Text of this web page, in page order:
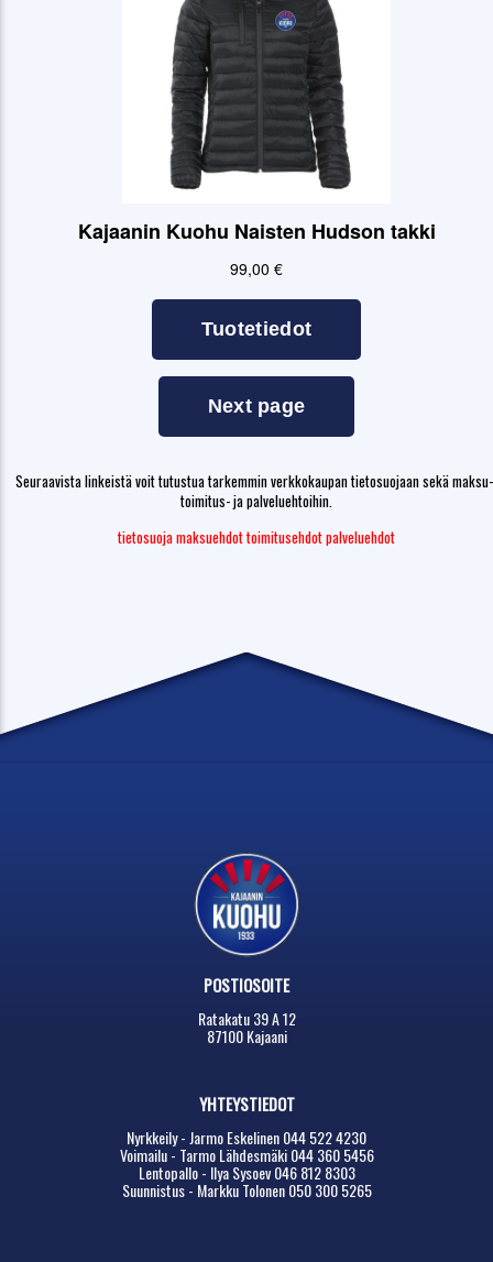
Seuraavista linkeistä voit tutustua tarkemmin verkkokaupan tietosuojaan sekä
toimitus- ja palveluehtoihin.
tietosuojamaksuehdottoimitusehdotpalveluehdot
POSTIOSOITE
Ratakatu 39 A 12
87100 Kajaani
YHTEYSTIEDOT
Nyrkkeily - Jarmo Eskelinen 044 522 4230
Voimailu - Tarmo Lähdesmäki 044 360 5456
Lentopallo - Ilya Sysoev 046 812 8303
Suunnistus - Markku Tolonen 050 300 5265